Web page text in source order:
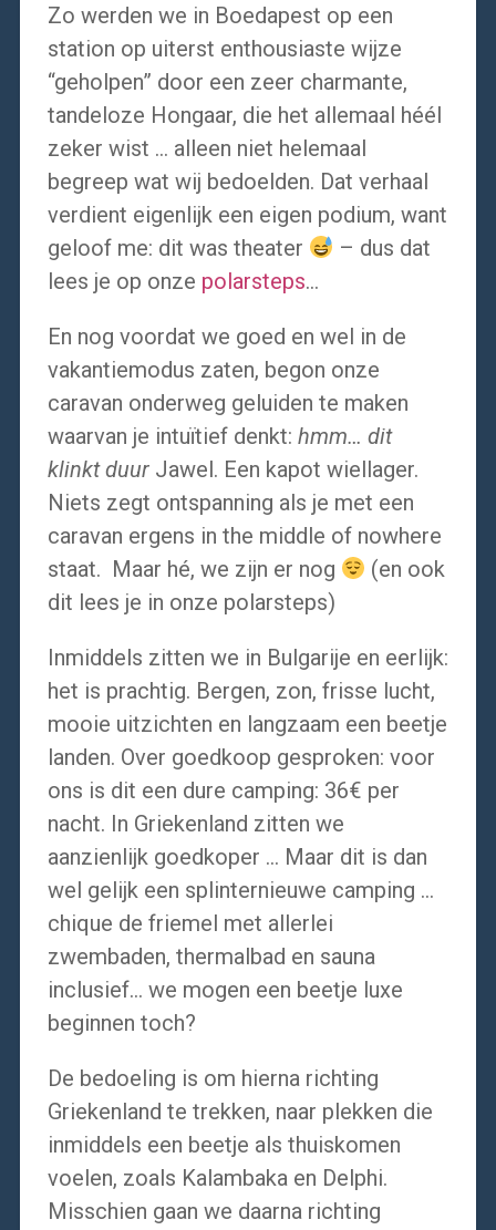
Zo werden we in Boedapest op een
station op uiterst enthousiaste wijze
“geholpen” door een zeer charmante,
tandeloze Hongaar, die het allemaal héél
zeker wist … alleen niet helemaal
begreep wat wij bedoelden. Dat verhaal
verdient eigenlijk een eigen podium, want
geloof me: dit was theater
– dus dat
lees je op onze polarsteps…
En nog voordat we goed en wel in de
vakantiemodus zaten, begon onze
caravan onderweg geluiden te maken
waarvan je intuïtief denkt: hmm… dit
klinkt duurJawel. Een kapot wiellager.
Niets zegt ontspanning als je met een
caravan ergens in the middle of nowhere
staat. Maar hé, we zijn er nog
(en ook
dit lees je in onze polarsteps)
Inmiddels zitten we in Bulgarije en eerlijk:
het is prachtig. Bergen, zon, frisse lucht,
mooie uitzichten en langzaam een beetje
landen. Over goedkoop gesproken: voor
ons is dit een dure camping: 36€ per
nacht. In Griekenland zitten we
aanzienlijk goedkoper … Maar dit is dan
wel gelijk een splinternieuwe camping …
chique de friemel met allerlei
zwembaden, thermalbad en sauna
inclusief… we mogen een beetje luxe
beginnen toch?
De bedoeling is om hierna richting
Griekenland te trekken, naar plekken die
inmiddels een beetje als thuiskomen
voelen, zoals Kalambaka en Delphi.
Misschien gaan we daarna richting